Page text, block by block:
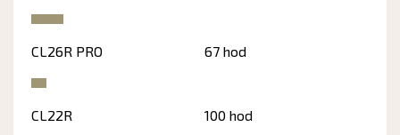
CL26R PRO 67 hod
CL22R 100 hod